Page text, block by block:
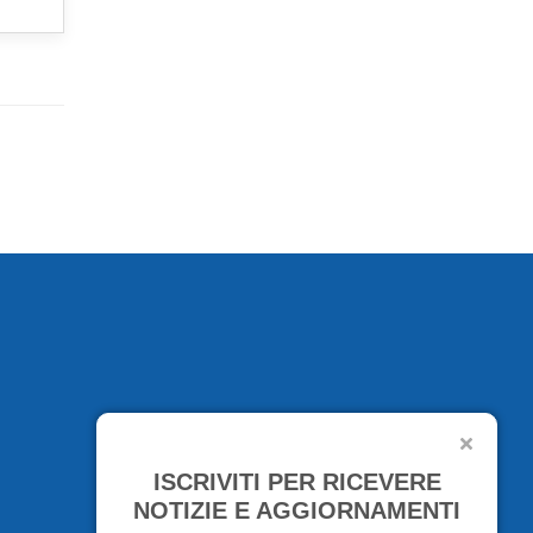
ISCRIVITI PER RICEVERE
NOTIZIE E AGGIORNAMENTI